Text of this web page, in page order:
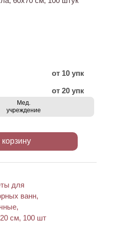
от 10 упк
от 20 упк
Мед.
учреждение
корзину